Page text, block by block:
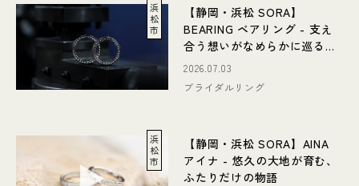
浜
松
市
【静岡・浜松 SORA】
BEARING ベアリング - 支え
合う想いがなめらかに巡る結
婚指輪
2026.07.03
ブライダルリング
浜
松
市
【静岡・浜松 SORA】AINA
アイナ - 悠久の大地が育む、
ふたりだけの物語